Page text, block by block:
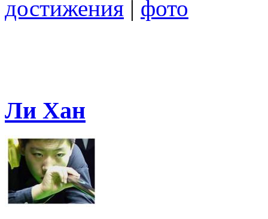
достижения | фото
Ли Хан